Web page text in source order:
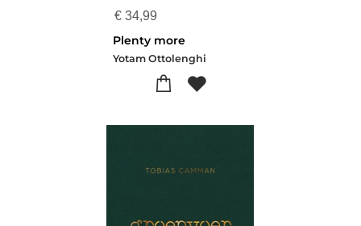
€ 34,99
Plenty more
Yotam Ottolenghi